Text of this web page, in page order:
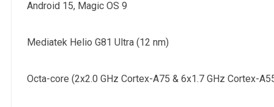
Android 15, Magic OS 9
Mediatek Helio G81 Ultra (12 nm)
Octa-core (2x2.0 GHz Cortex-A75 & 6x1.7 GHz Cortex-